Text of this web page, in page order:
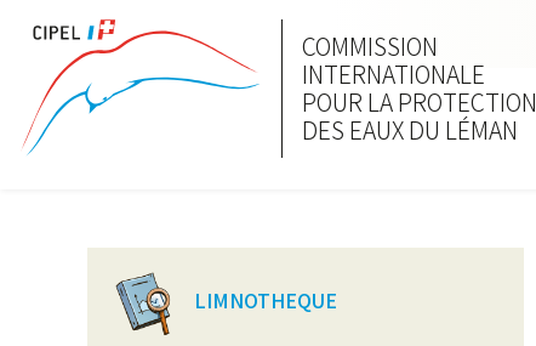
COMMISSION
INTERNATIONALE
POUR LA PROTECTION
DES EAUX DU LÉMAN
LIMNOTHEQUE